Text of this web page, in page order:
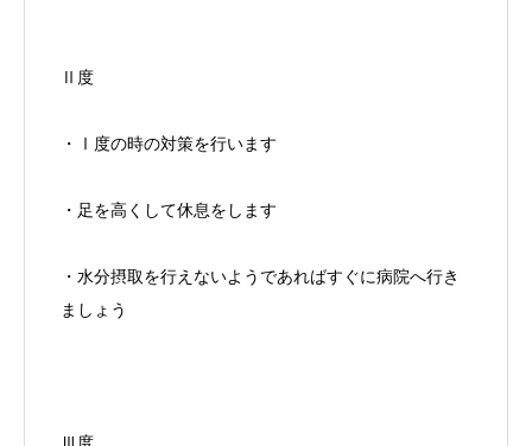
Ⅱ度
・Ⅰ度の時の対策を行います
・足を高くして休息をします
・水分摂取を行えないようであればすぐに病院へ行き
ましょう